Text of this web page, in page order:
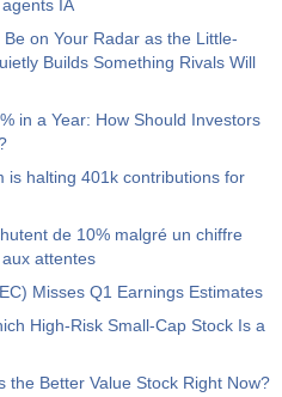
IA
on Your Radar as the Little-
Builds Something Rivals Will
in a Year: How Should Investors
is halting 401k contributions for
de 10% malgré un chiffre
attentes
Misses Q1 Earnings Estimates
High-Risk Small-Cap Stock Is a
the Better Value Stock Right Now?